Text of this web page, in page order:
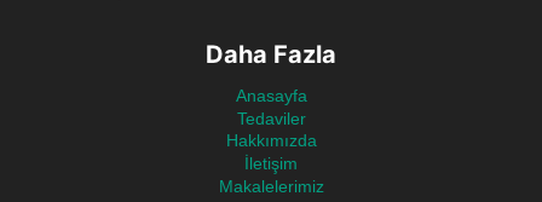
Daha Fazla
Anasayfa
Tedaviler
Hakkımızda
İletişim
Makalelerimiz